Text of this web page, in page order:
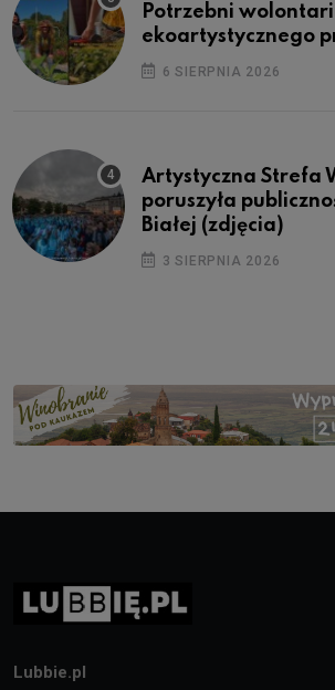
Potrzebni
ekoartystycznego
6 SIERPNIA 2026
Artystyczna Strefa
poruszyła
Białej (zdjęcia)
3 SIERPNIA 2026
Lubbie.pl